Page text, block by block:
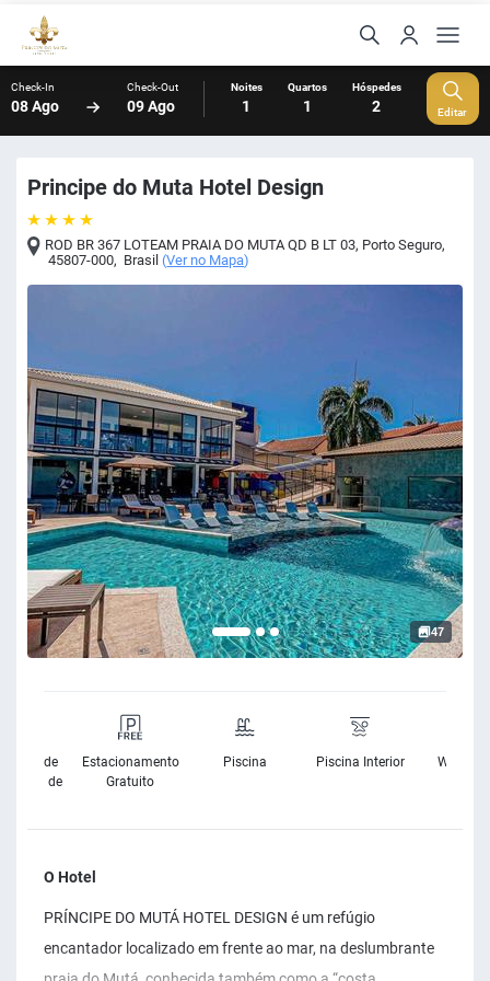
Check-In
08 Ago
Check-Out
09 Ago
Noites
1
Quartos
1
Hóspedes
2 Editar
Principe do Muta Hotel Design
ROD BR 367 LOTEAM PRAIA DO MUTA QD B LT 03, Porto Seguro,
45807-000, Brasil (Ver no Mapa)
47
de
Estacionamento
Gratuito
Piscina Piscina Interior Wifi
O Hotel
PRÍNCIPE DO MUTÁ HOTEL DESIGN é um refúgio
encantador localizado em frente ao mar, na deslumbrante